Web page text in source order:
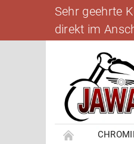
Sehr geehrte
direkt im